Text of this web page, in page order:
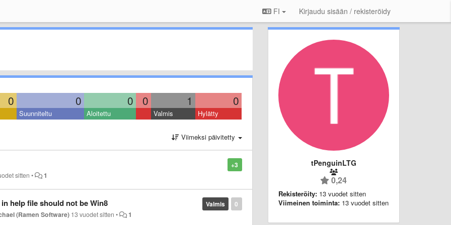
FI Kirjaudu sisään / rekisteröidy
0 0 0 0 1 0
Suunniteltu Aloitettu Valmis Hylätty
Viimeksi päivitetty
+3
sitten • 1
0
Valmis
help file should not be Win8
(Ramen Software) 13 vuodet sitten • 1
tPenguinLTG
0,24
Rekisteröity: 13 vuodet sitten
Viimeinen toiminta: 13 vuodet sitten